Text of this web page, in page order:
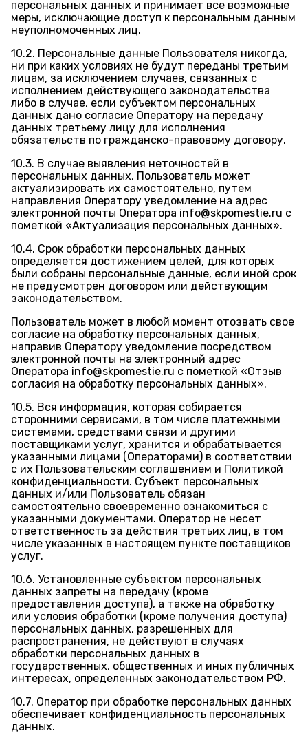
персональных данных и принимает все возможные
меры, исключающие доступ к персональным данным
неуполномоченных лиц.
10.2. Персональные данные Пользователя никогда,
ни при каких условиях не будут переданы третьим
лицам, за исключением случаев, связанных с
исполнением действующего законодательства
либо в случае, если субъектом персональных
данных дано согласие Оператору на передачу
данных третьему лицу для исполнения
обязательств по гражданско-правовому договору.
10.3. В случае выявления неточностей в
персональных данных, Пользователь может
актуализировать их самостоятельно, путем
направления Оператору уведомление на адрес
электронной почты Оператора info@skpomestie.ru с
пометкой «Актуализация персональных данных».
10.4. Срок обработки персональных данных
определяется достижением целей, для которых
были собраны персональные данные, если иной срок
не предусмотрен договором или действующим
законодательством.
Пользователь может в любой момент отозвать свое
согласие на обработку персональных данных,
направив Оператору уведомление посредством
электронной почты на электронный адрес
Оператора info@skpomestie.ru с пометкой «Отзыв
согласия на обработку персональных данных».
10.5. Вся информация, которая собирается
сторонними сервисами, в том числе платежными
системами, средствами связи и другими
поставщиками услуг, хранится и обрабатывается
указанными лицами (Операторами) в соответствии
с их Пользовательским соглашением и Политикой
конфиденциальности. Субъект персональных
данных и/или Пользователь обязан
самостоятельно своевременно ознакомиться с
указанными документами. Оператор не несет
ответственность за действия третьих лиц, в том
числе указанных в настоящем пункте поставщиков
услуг.
10.6. Установленные субъектом персональных
данных запреты на передачу (кроме
предоставления доступа), а также на обработку
или условия обработки (кроме получения доступа)
персональных данных, разрешенных для
распространения, не действуют в случаях
обработки персональных данных в
государственных, общественных и иных публичных
интересах, определенных законодательством РФ.
10.7. Оператор при обработке персональных данных
обеспечивает конфиденциальность персональных
данных.